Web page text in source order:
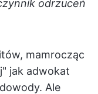
odrzuceń
mamrocząc
jak adwokat
Ale